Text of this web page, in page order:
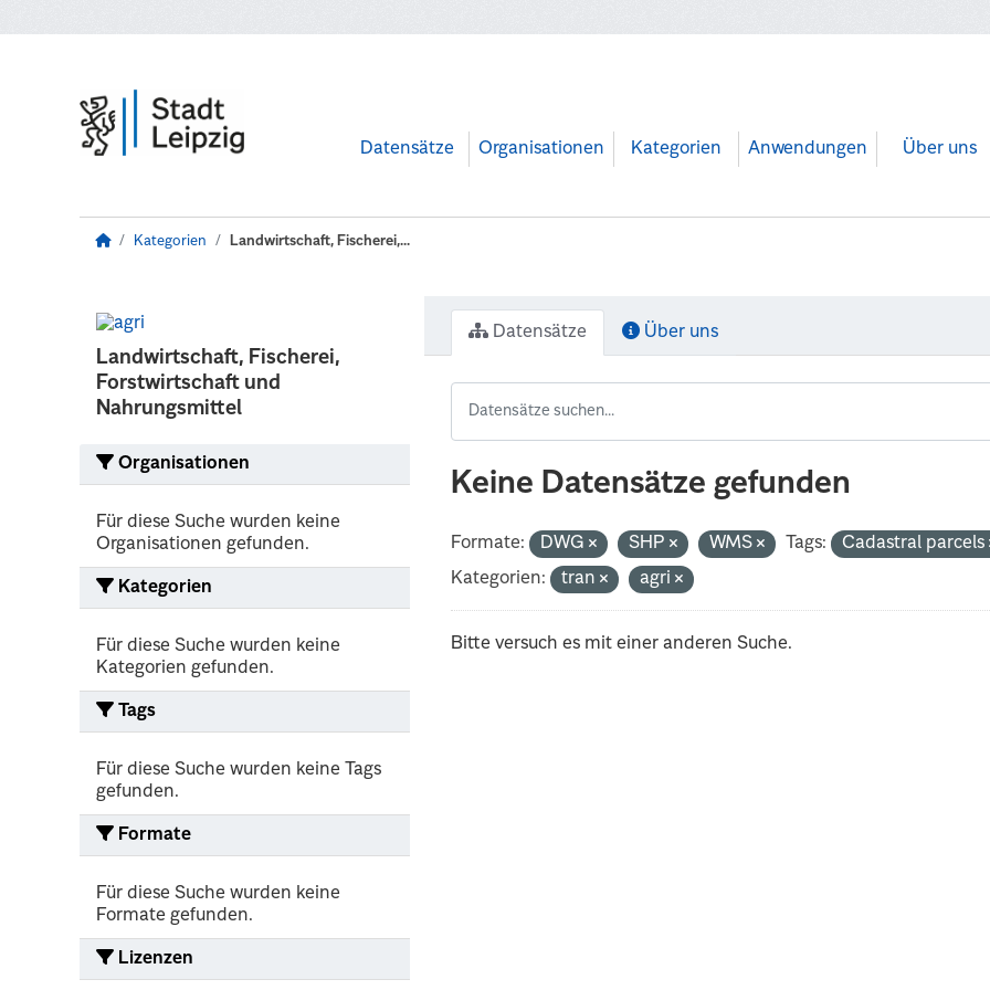
Datensätze Organisationen Kategorien Anwendungen Über uns
Kategorien Landwirtschaft, Fischerei,...
Landwirtschaft, Fischerei,
Forstwirtschaft und
Nahrungsmittel
Organisationen
Für diese Suche wurden keine
Organisationen gefunden.
Kategorien
Für diese Suche wurden keine
Kategorien gefunden.
Tags
Für diese Suche wurden keine Tags
gefunden.
Formate
Für diese Suche wurden keine
Formate gefunden.
Lizenzen
Datensätze Über uns
Keine Datensätze gefunden
Formate: DWG SHP WMS Tags:
Cadastral parcels
Kategorien:
tran agri
Bitte versuch es mit einer anderen Suche.